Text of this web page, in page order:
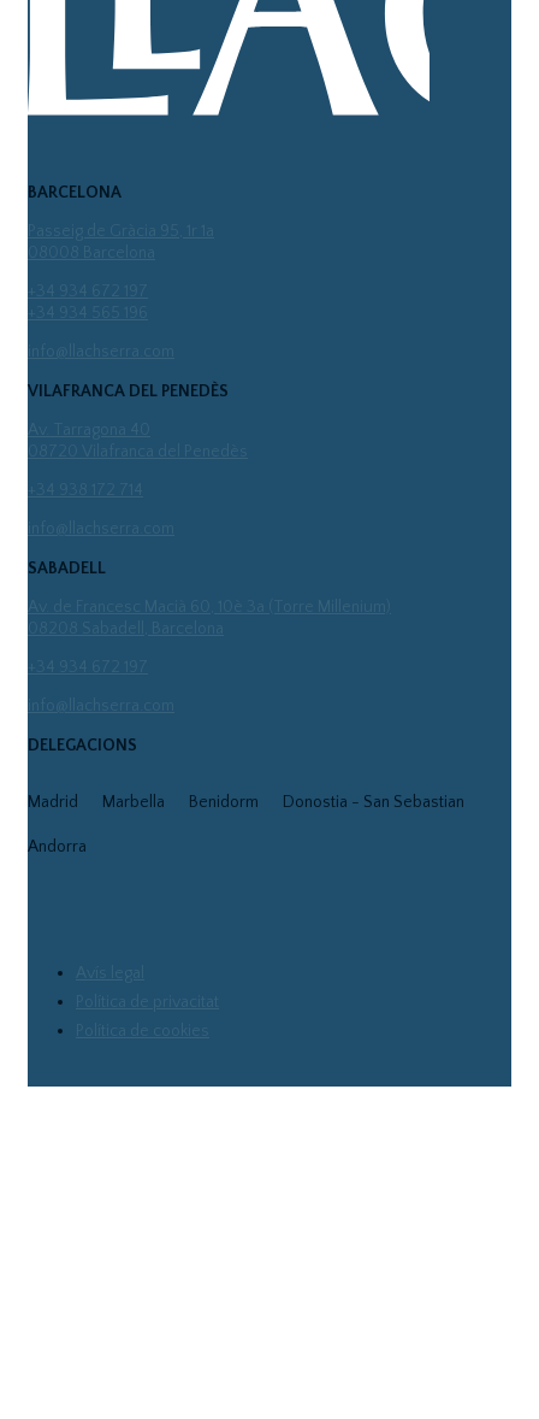
BARCELONA
info@llachserra.com
VILAFRANCA DEL PENEDÈS
info@llachserra.com
SABADELL
Av. de Francesc Macià 60, 10è 3a (Torre Millenium)
info@llachserra.com
DELEGACIONS
Madrid Marbella Benidorm Donostia - San Sebastian
Andorra